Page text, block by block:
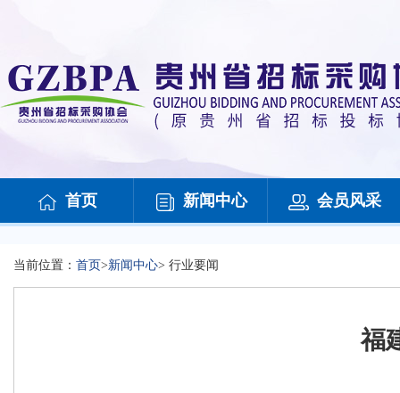
首页 新闻中心 会员风采
当前位置： 首页>新闻中心> 行业要闻
福